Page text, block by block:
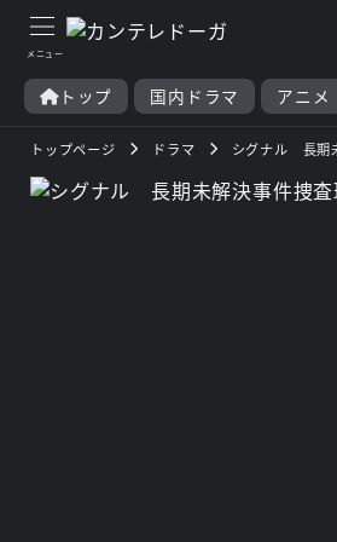
トップ 国内ドラマ アニメ
トップページ ドラマ シグナル 長期